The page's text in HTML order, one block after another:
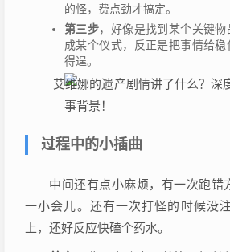
的怪，费点劲才搞定。
第三步，好像是找到某个关键
成某个仪式，反正是把事情给
得逞。
过程中的小插曲
中间还有点小麻烦，有一次跑错
一小会儿。还有一次打怪的时候没
上，还好反应快磕个药水。